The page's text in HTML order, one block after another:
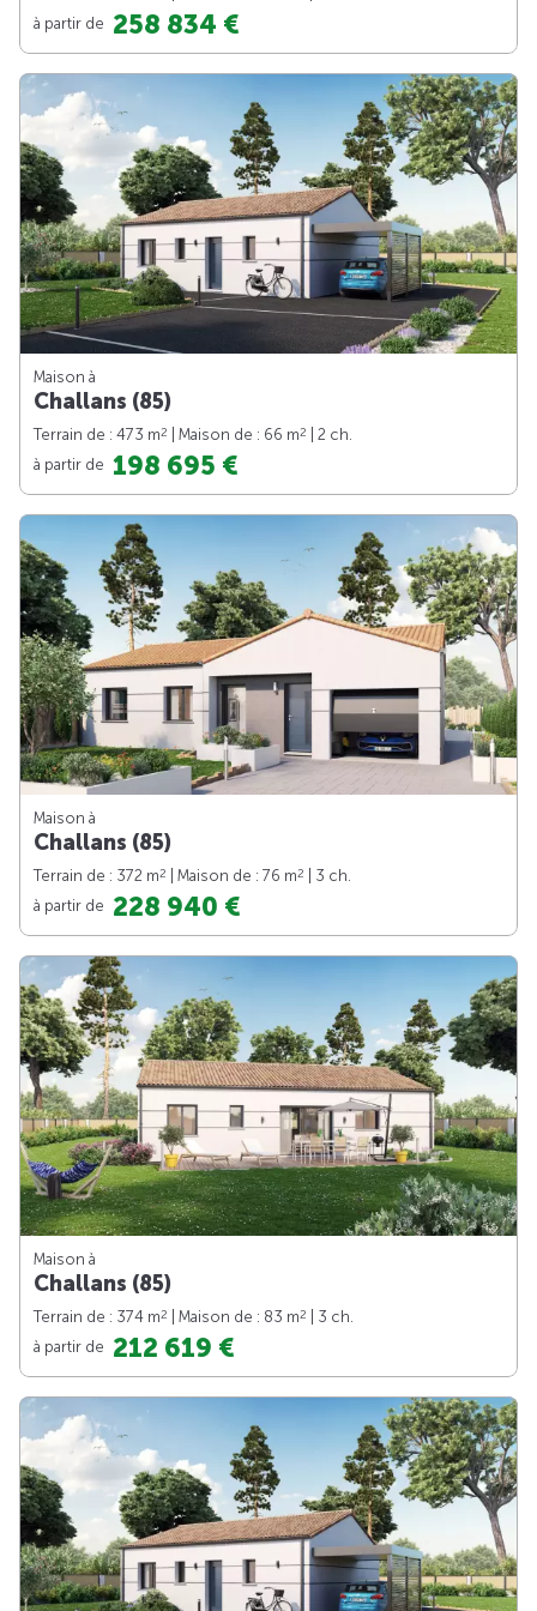
à partir de 258 834 €
Maison à
Challans (85)
Terrain de : 473 m2 | Maison de : 66 m2
| 2 ch.
à partir de 198 695 €
Maison à
Challans (85)
Terrain de : 372 m2 | Maison de : 76 m2
| 3 ch.
à partir de 228 940 €
Maison à
Challans (85)
Terrain de : 374 m2 | Maison de : 83 m2
| 3 ch.
à partir de 212 619 €